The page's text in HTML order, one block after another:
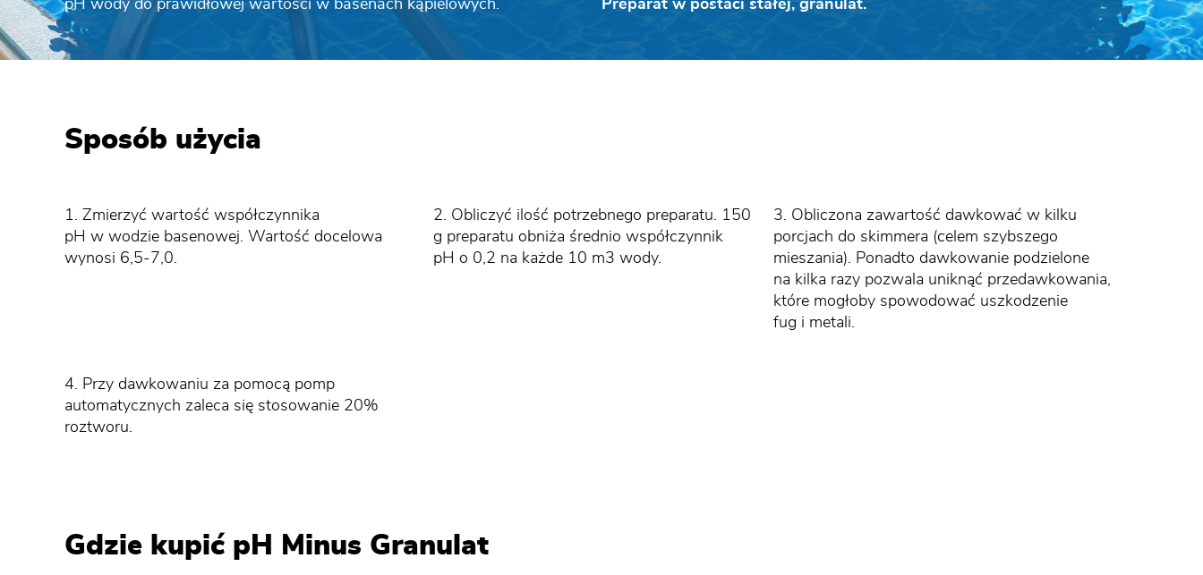
pH wody do prawidłowej wartości w basenach kąpielowych. Preparat w postaci stałej, granulat.
Sposób użycia
1. Zmierzyć wartość współczynnika
pH w wodzie basenowej. Wartość docelowa
wynosi 6,5-7,0.
2. Obliczyć ilość potrzebnego preparatu. 150
g preparatu obniża średnio współczynnik
pH o 0,2 na każde 10 m3 wody.
3. Obliczona zawartość dawkować w kilku
porcjach do skimmera (celem szybszego
mieszania). Ponadto dawkowanie podzielone
na kilka razy pozwala uniknąć przedawkowania,
które mogłoby spowodować uszkodzenie
fug i metali.
4. Przy dawkowaniu za pomocą pomp
automatycznych zaleca się stosowanie 20%
roztworu.
Gdzie kupić pH Minus Granulat